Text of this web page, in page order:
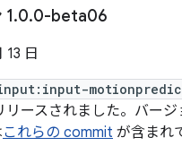
.0.0-beta06
日
リースされました。バー
これらの commit が含まれ